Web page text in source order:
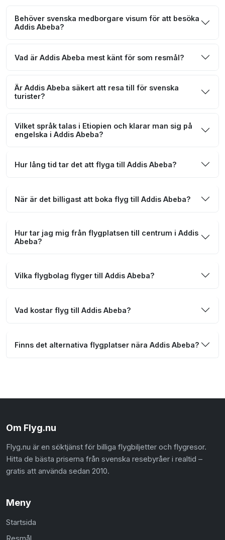
Behöver svenska medborgare visum för att besöka
Addis Abeba?
Vad är Addis Abeba mest känt för som resmål?
Är Addis Abeba säkert att resa till för svenska
turister?
Vilket språk talas i Etiopien och klarar man sig på
engelska i Addis Abeba?
Hur lång tid tar det att flyga till Addis Abeba?
När är det billigast att boka flyg till Addis Abeba?
Hur tar jag mig från flygplatsen till centrum i Addis
Abeba?
Vilka flygbolag flyger till Addis Abeba?
Vad kostar flyg till Addis Abeba?
Finns det alternativa flygplatser nära Addis Abeba?
Om Flyg.nu
Flyg.nu är en söktjänst för billiga flygbiljetter och flygresor.
Hitta de bästa priserna från svenska resebyråer i realtid –
gratis att använda sedan 2010.
Meny
Startsida